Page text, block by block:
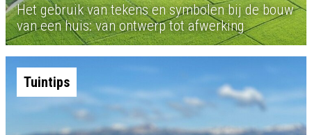
Het gebruik van tekens en symbolen bij de bouw
van een huis: van ontwerp tot afwerking
Tuintips